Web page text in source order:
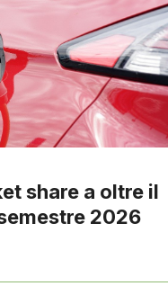
share a oltre il
2026